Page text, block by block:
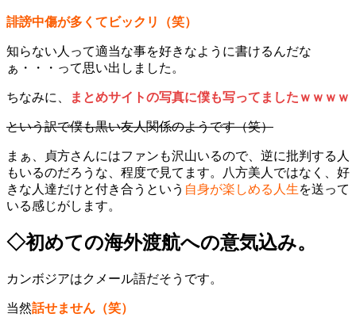
誹謗中傷が多くてビックリ（笑）
知らない人って適当な事を好きなように書けるんだな
ぁ・・・って思い出しました。
ちなみに、 まとめサイトの写真に僕も写ってましたｗｗｗｗ
という訳で僕も黒い友人関係のようです（笑）
まぁ、貞方さんにはファンも沢山いるので、逆に批判する人
もいるのだろうな、程度で見てます。八方美人ではなく、好
きな人達だけと付き合うという 自身が楽しめる人生を送って
いる感じがします。
◇初めての海外渡航への意気込み。
カンボジアはクメール語だそうです。
当然話せません（笑）